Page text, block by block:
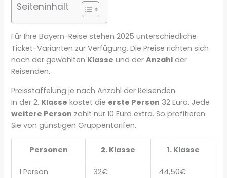
Seiteninhalt
Für Ihre Bayern-Reise stehen 2025 unterschiedliche
Ticket-Varianten zur Verfügung. Die Preise richten sich
nach der gewählten Klasse und derAnzahl der
Reisenden.
Preisstaffelung je nach Anzahl der Reisenden
In der 2. Klasse kostet die erste Person 32 Euro. Jede
weitere Person zahlt nur 10 Euro extra. So profitieren
Sie von günstigen Gruppentarifen.
Personen 2. Klasse 1. Klasse
1 Person 32€ 44,50€